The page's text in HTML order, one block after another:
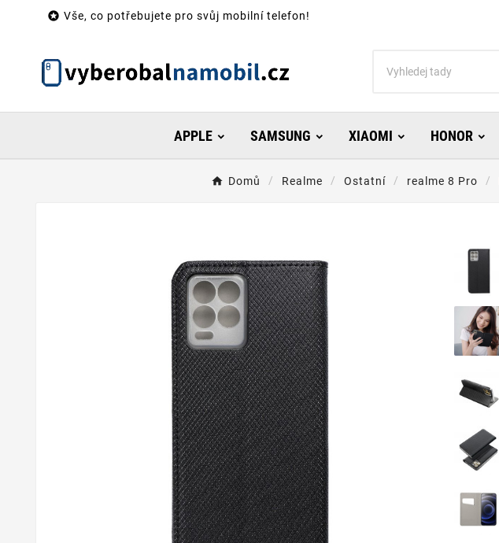
 Vše, co potřebujete pro svůj mobilní telefon!
APPLE SAMSUNG XIAOMI HONOR
Domů Realme Ostatní realme 8 Pro